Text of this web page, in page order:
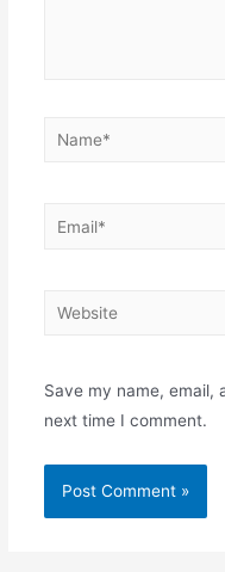
Name*
Email*
Website
Save my name, email,
next time I comment.